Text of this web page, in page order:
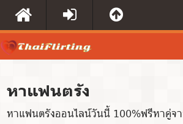
หาแฟนตรัง
หาแฟนตรังออนไลน์วันนี้ 100%ฟรีหาคู่จ